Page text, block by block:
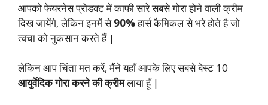
आपको फेयरनेस प्रोडक्ट में काफी सारे सबसे गोरा होने वाली क्रीम
दिख जायेंगे, लेकिन इनमें से90%हार्स कैमिकल से भरे होते है जो
त्वचा को नुकसान करते हैं |
लेकिन आप चिंता मत करें, मैंने यहाँ आपके लिए सबसे बेस्ट 10
आयुर्वेदिक गोरा करने की क्रीमलाया हूँ |